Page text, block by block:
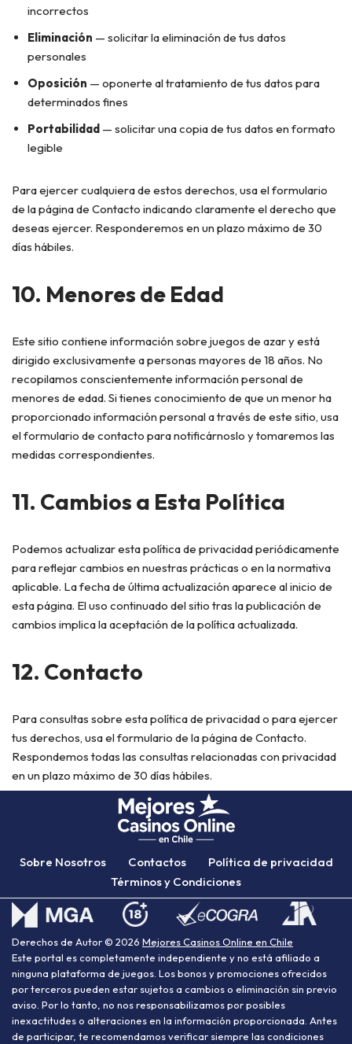
incorrectos
Eliminación — solicitar la eliminación de tus datos
personales
Oposición — oponerte al tratamiento de tus datos para
determinados fines
Portabilidad — solicitar una copia de tus datos en formato
legible
Para ejercer cualquiera de estos derechos, usa el formulario
de la página de Contacto indicando claramente el derecho que
deseas ejercer. Responderemos en un plazo máximo de 30
días hábiles.
10. Menores de Edad
Este sitio contiene información sobre juegos de azar y está
dirigido exclusivamente a personas mayores de 18 años. No
recopilamos conscientemente información personal de
menores de edad. Si tienes conocimiento de que un menor ha
proporcionado información personal a través de este sitio, usa
el formulario de contacto para notificárnoslo y tomaremos las
medidas correspondientes.
11. Cambios a Esta Política
Podemos actualizar esta política de privacidad periódicamente
para reflejar cambios en nuestras prácticas o en la normativa
aplicable. La fecha de última actualización aparece al inicio de
esta página. El uso continuado del sitio tras la publicación de
cambios implica la aceptación de la política actualizada.
12. Contacto
Para consultas sobre esta política de privacidad o para ejercer
tus derechos, usa el formulario de la página de Contacto.
Respondemos todas las consultas relacionadas con privacidad
en un plazo máximo de 30 días hábiles.
Sobre Nosotros Contactos
Política de privacidad
Términos y Condiciones
Derechos de Autor © 2026 Mejores Casinos Online en Chile
Este portal es completamente independiente y no está afiliado a
ninguna plataforma de juegos. Los bonos y promociones ofrecidos
por terceros pueden estar sujetos a cambios o eliminación sin previo
aviso. Por lo tanto, no nos responsabilizamos por posibles
inexactitudes o alteraciones en la información proporcionada. Antes
de participar, te recomendamos verificar siempre las condiciones